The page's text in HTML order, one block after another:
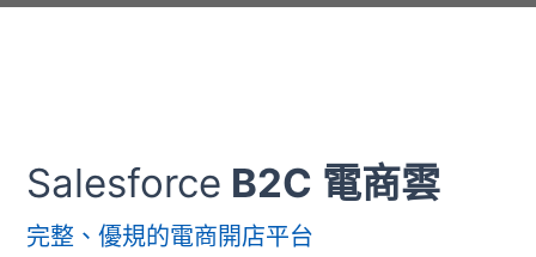
Salesforce B2C 電商雲
完整、優規的電商開店平台